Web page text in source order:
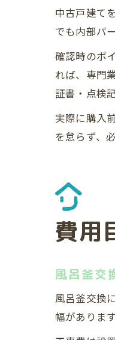
中古戸建て
でも内部パ
確認時のポ
れば、専門
証書・点検
実際に購入
を怠らず、
費用
風呂釜交
風呂釜交換
幅がありま